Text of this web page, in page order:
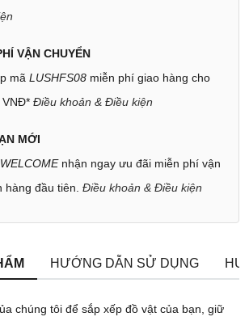
VẬN CHUYỂN
mã LUSHFS08 miễn phí giao hàng cho
Điều khoản & Điều kiện
MỚI
nhận ngay ưu đãi miễn phí vận
đầu tiên. Điều khoản & Điều kiện
HƯỚNG DẪN SỬ DỤNG
chúng tôi để sắp xếp đồ vật của bạn, giữ